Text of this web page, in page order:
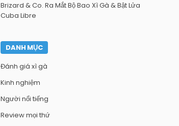
Brizard & Co. Ra Mắt Bộ Bao Xì Gà & Bật Lửa
Cuba Libre
DANH MỤC
Đánh giá xì gà
Kinh nghiệm
Người nổi tiếng
Review mọi thứ